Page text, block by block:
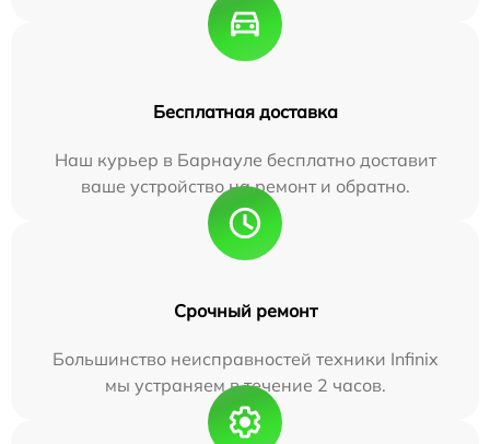
Бесплатная доставка
Наш курьер в Барнауле бесплатно доставит
ваше устройство на ремонт и обратно.
Срочный ремонт
Большинство неисправностей техники Infinix
мы устраняем в течение 2 часов.